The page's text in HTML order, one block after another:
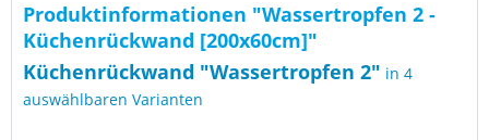
Produktinformationen "Wassertropfen 2 -
Küchenrückwand [200x60cm]"
Küchenrückwand "Wassertropfen 2" in 4
auswählbaren Varianten